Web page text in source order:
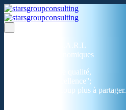
Un réseau de 05 S.A.R.L
dans 03 zones économiques
''Des prestations de qualité,
la garantie de l'excellence'';
Nous avons beaucoup plus à partager.